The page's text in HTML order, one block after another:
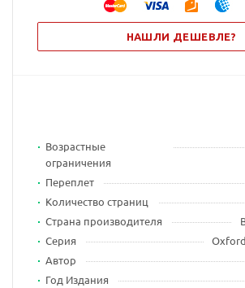
НАШЛИ ДЕШЕВЛЕ?
Возрастные
ограничения
Переплет
Количество страниц
Страна производителя
Серия
Автор
Год Издания